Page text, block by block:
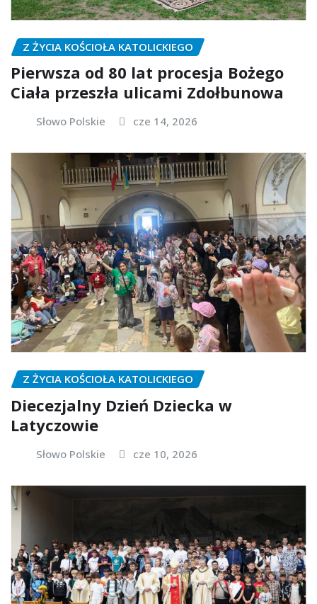
Z ŻYCIA KOŚCIOŁA KATOLICKIEGO
Pierwsza od 80 lat procesja Bożego
Ciała przeszła ulicami Zdołbunowa
Słowo Polskie cze 14, 2026
Z ŻYCIA KOŚCIOŁA KATOLICKIEGO
Diecezjalny Dzień Dziecka w
Latyczowie
Słowo Polskie cze 10, 2026